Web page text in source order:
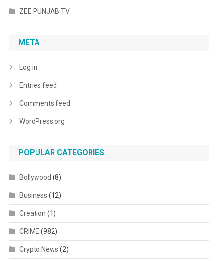
ZEE PUNJAB TV
META
Log in
Entries feed
Comments feed
WordPress.org
POPULAR CATEGORIES
Bollywood (8)
Business (12)
Creation (1)
CRIME (982)
Crypto News (2)